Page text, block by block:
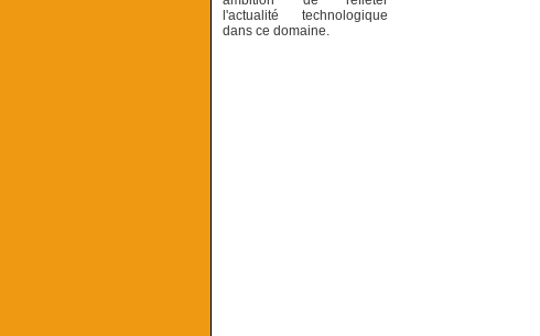
l'actualité technologique
dans ce domaine.